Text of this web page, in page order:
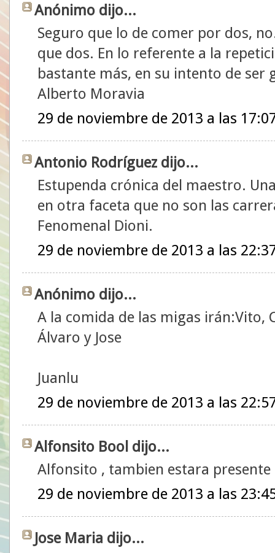
Anónimo dijo...
Seguro que lo de comer por dos,
que dos. En lo referente a la
bastante más, en su intento de ser
Alberto Moravia
29 de noviembre de 2013 a las
Antonio Rodríguez dijo...
Estupenda crónica del maestro.
en otra faceta que no son las
Fenomenal Dioni.
29 de noviembre de 2013 a las
Anónimo dijo...
A la comida de las migas irán:Vito,
Álvaro y Jose
Juanlu
29 de noviembre de 2013 a las
Alfonsito Bool dijo...
Alfonsito , tambien estara
29 de noviembre de 2013 a las
Jose Maria dijo...